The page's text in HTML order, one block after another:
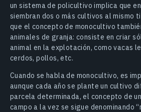
un sistema de policultivo implica que
siembran dos o más cultivos al mismo
que el concepto de monocultivo
animales de granja: consiste en criar
animal en la explotación, como vacas
cerdos, pollos, etc.
Cuando se habla de monocultivo, es
aunque cada año se plante un cultivo
parcela determinada, el concepto de
campo a la vez se sigue denominando